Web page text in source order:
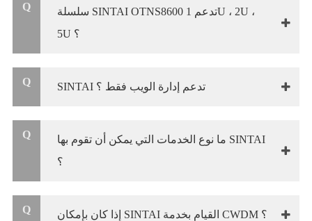
Q
سلسلة SINTAI OTNS8600 تدعم 1U ، 2U ،
5U ؟
Q SINTAI تدعم إدارة الويب فقط ؟
Q
ما نوع الخدمات التي يمكن أن تقوم بها SINTAI
؟
Q إذا كان بإمكان SINTAI القيام بخدمة CWDM ؟